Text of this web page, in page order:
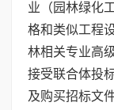
业（园林绿化
格和类似工程
林相关专业高
接受联合体投
及购买招标文